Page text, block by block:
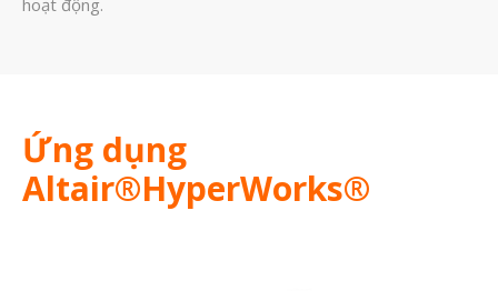
Tháng Chín 2020
Ứng dụng
Altair®HyperWorks®